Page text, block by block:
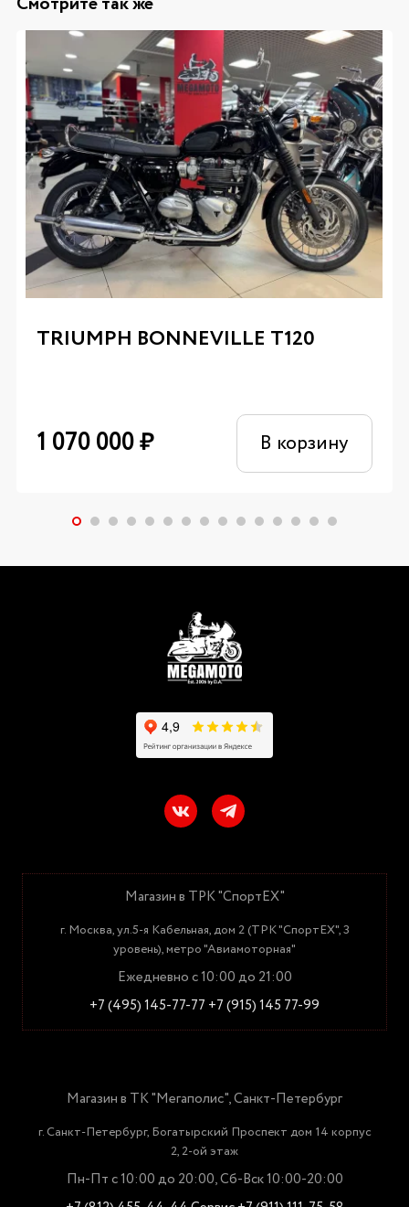
TRIUMPH BONNEVILLE T120
1 070 000₽ В корзину
Магазин в ТРК "СпортЕХ"
г. Москва, ул.5-я Кабельная, дом 2 (ТРК "СпортЕХ", 3
уровень), метро "Авиамоторная"
Ежедневно с 10:00 до 21:00
+7 (495) 145-77-77 +7 (915) 145 77-99
Магазин в ТК "Мегаполис", Санкт-Петербург
г. Санкт-Петербург, Богатырский Проспект дом 14 корпус
2, 2-ой этаж
Пн-Пт с 10:00 до 20:00, Сб-Вск 10:00-20:00